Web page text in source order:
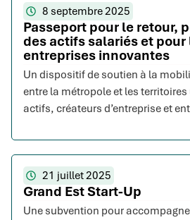
8 septembre 2025
Passeport pour le retour,
des actifs salariés et
entreprises innovantes
Un dispositif de soutien à la
entre la métropole et les
actifs, créateurs d’entreprise et
21 juillet 2025
Grand Est Start-Up
Une subvention pour